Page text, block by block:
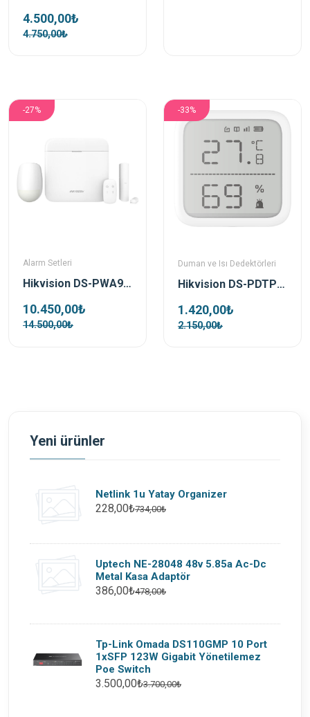
4.500,00₺
4.750,00₺
-27%
Alarm Setleri
Hikvision DS-PWA96-Kit-WE Kablosuz Alarm Seti
10.450,00₺
14.500,00₺
-33%
Duman ve Isı Dedektörleri
Hikvision DS-PDTPH-E-WE Kablosuz Isı Dedektörü
1.420,00₺
2.150,00₺
Yeni ürünler
Netlink 1u Yatay Organizer
228,00₺734,00₺
Uptech NE-28048 48v 5.85a Ac-Dc
Metal Kasa Adaptör
386,00₺478,00₺
Tp-Link Omada DS110GMP 10 Port
1xSFP 123W Gigabit Yönetilemez
Poe Switch
3.500,00₺3.700,00₺